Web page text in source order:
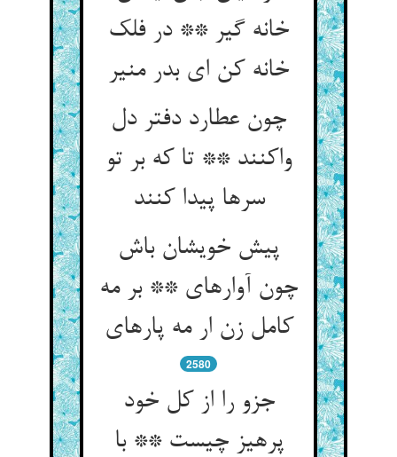
خانه گیر ** در فلک
خانه کن ای بدر منیر
چون عطارد دفتر دل
واکنند ** تا که بر تو
سرها پیدا کنند
پیش خویشان باش
چون آواره‏ای ** بر مه
کامل زن ار مه پاره‏ای‏
2580
جزو را از کل خود
پرهیز چیست ** با